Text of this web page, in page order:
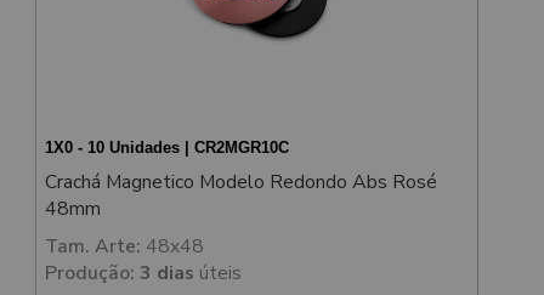
1X0 - 10 Unidades | CR2MGR10C
Crachá Magnetico Modelo Redondo Abs Rosé
48mm
Tam. Arte: 48x48
Produção: 3 dias úteis